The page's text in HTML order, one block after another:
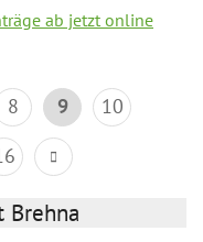
ab jetzt online
8 9
10
Brehna